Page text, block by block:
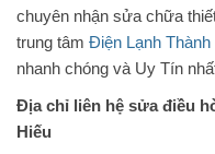
chuyên nhận sửa chữa
trung tâm Điện Lạnh Thành
nhanh chóng và Uy Tín
Địa chỉ liên hệ sửa điều
Hiếu